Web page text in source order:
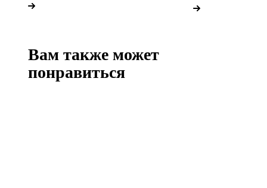
Вам также может
понравиться